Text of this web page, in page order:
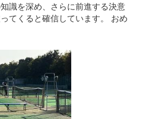
識を深め、さらに前進する決意
てくると確信しています。 おめ